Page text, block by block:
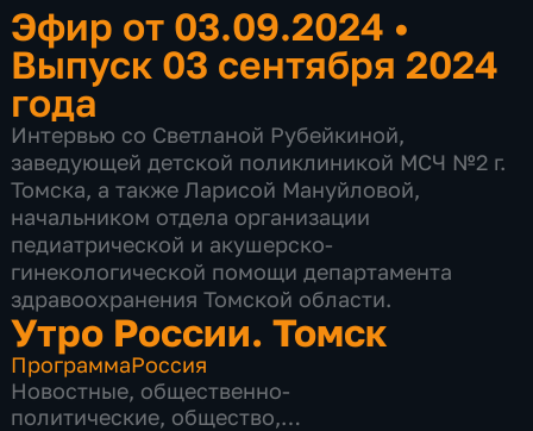
Эфир от 03.09.2024 •
Выпуск 03 сентября 2024
года
Интервью со Светланой Рубейкиной,
заведующей детской поликлиникой МСЧ №2 г.
Томска, а также Ларисой Мануйловой,
начальником отдела организации
педиатрической и акушерско-
гинекологической помощи департамента
здравоохранения Томской области.
Утро России. Томск
ПрограммаРоссия
Новостные, общественно-
политические, общество,